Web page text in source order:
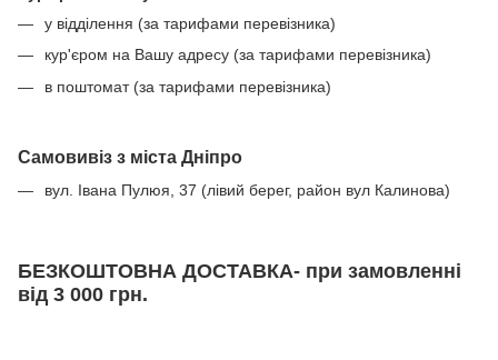
у відділення (за тарифами перевізника)
кур'єром на Вашу адресу (за тарифами перевізника)
в поштомат (за тарифами перевізника)
Самовивіз з міста Дніпро
вул. Івана Пулюя, 37 (лівий берег, район вул Калинова)
БЕЗКОШТОВНА ДОСТАВКА- при замовленні
від 3 000 грн.